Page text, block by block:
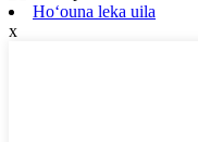
Hoʻouna leka uila
x